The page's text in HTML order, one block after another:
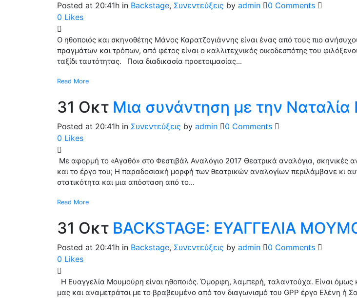
Posted at 20:41h in Backstage, Συνεντεύξεις by admin
0 Comments
0 Likes
Ο ηθοποιός και σκηνοθέτης Μάνος Καρατζογιάννης είναι ένας από τους πιο
πραγμάτων και τρόπων, από φέτος είναι ο καλλιτεχνικός οικοδεσπότης του
ταξίδι ταυτότητας. Ποια διαδικασία προετοιμασίας...
Read More
31 Οκτ Μια συνάντηση με την Ναταλία
Posted at 20:41h in Συνεντεύξεις by admin
0 Comments
0 Likes
Με αφορμή το «Αγαθό» στο Φεστιβάλ Αναλόγιο 2017 Θεατρικά αναλόγια,
και το έργο του; Η παραδοσιακή μορφή των θεατρικών αναλογίων περιλάμβανε κι
στατικότητα και μια απόσταση από το...
Read More
31 Οκτ BACKSTAGE: ΕΥΑΓΓΕΛΙΑ
Posted at 20:41h in Backstage, Συνεντεύξεις by admin
0 Comments
0 Likes
Η Ευαγγελία Μουμούρη είναι ηθοποιός. Όμορφη, λαμπερή, ταλαντούχα. Είναι
μας και αναμετράται με το βραβευμένο από τον διαγωνισμό του GPP έργο Ελένη ή